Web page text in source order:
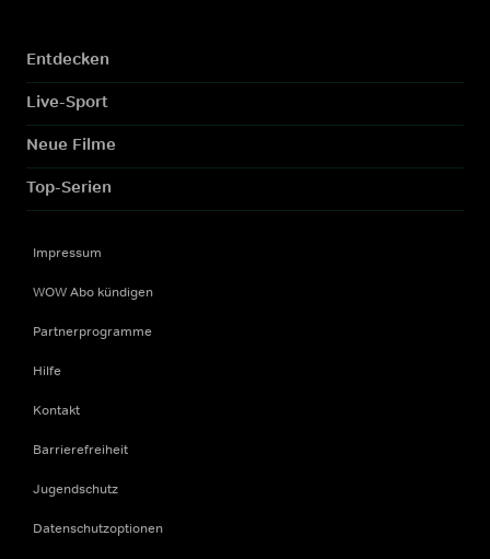
Entdecken
Live-Sport
Neue Filme
Top-Serien
Impressum
WOW Abo kündigen
Partnerprogramme
Hilfe
Kontakt
Barrierefreiheit
Jugendschutz
Datenschutzoptionen